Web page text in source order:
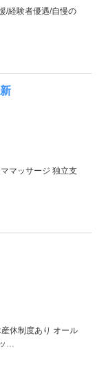
/経験者優遇/自慢の
マッサージ 独立支
休制度あり オール
…